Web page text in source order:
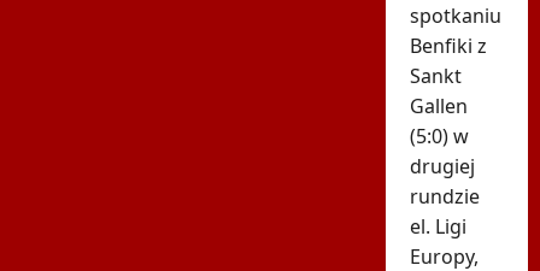
spotkaniu
Benfiki z
Sankt
Gallen
(5:0) w
drugiej
rundzie
el. Ligi
Europy,